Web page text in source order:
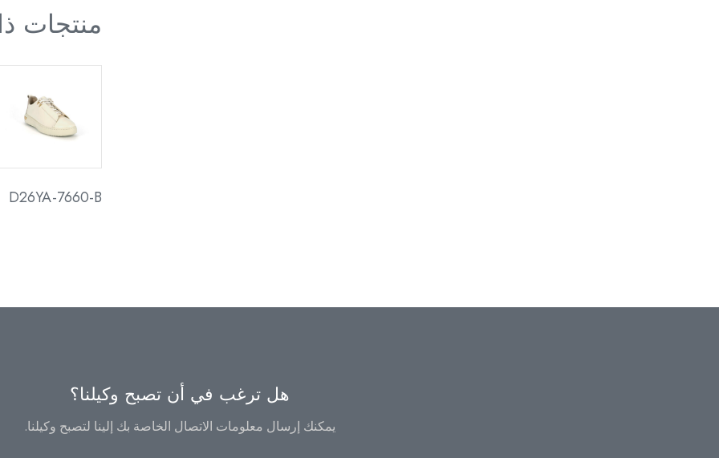
منتجات
D26YA-7660-B
هل ترغب في أن تصبح وكيلنا؟
يمكنك إرسال معلومات الاتصال الخاصة بك إلينا لتصبح وكيلنا.